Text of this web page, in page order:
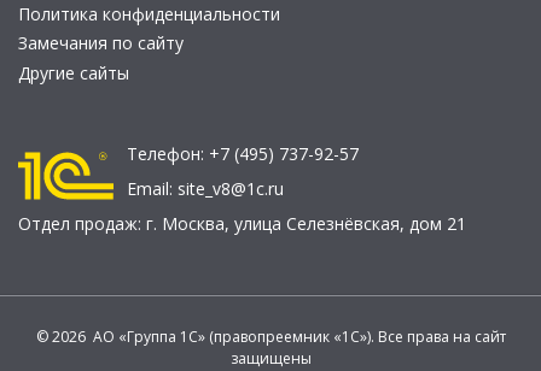
Политика конфиденциальности
Замечания по сайту
Другие сайты
Телефон: +7 (495) 737-92-57
Email: site_v8@1c.ru
Отдел продаж: г. Москва, улица Селезнёвская, дом 21
© 2026 АО «Группа 1С» (правопреемник «1С»). Все права на сайт
защищены